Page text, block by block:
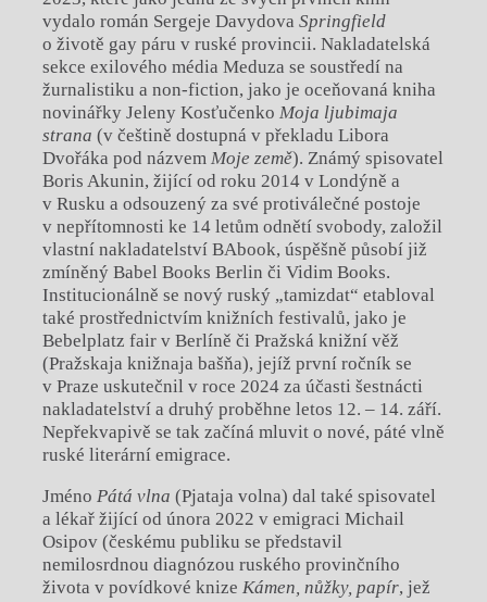
vydalo román Sergeje Davydova Springfield
o životě gay páru v ruské provincii. Nakladatelská
sekce exilového média Meduza se soustředí na
žurnalistiku a non-fiction, jako je oceňovaná kniha
novinářky Jeleny Kosťučenko Moja ljubimaja
strana (v češtině dostupná v překladu Libora
Dvořáka pod názvem Moje země). Známý spisovatel
Boris Akunin, žijící od roku 2014 v Londýně а
v Rusku a odsouzený za své protiválečné postoje
v nepřítomnosti ke 14 letům odnětí svobody, založil
vlastní nakladatelství BAbook, úspěšně působí již
zmíněný Babel Books Berlin či Vidim Books.
Institucionálně se nový ruský „tamizdat“ etabloval
také prostřednictvím knižních festivalů, jako je
Bebelplatz fair v Berlíně či Pražská knižní věž
(Pražskaja knižnaja bašňa), jejíž první ročník se
v Praze uskutečnil v roce 2024 za účasti šestnácti
nakladatelství a druhý proběhne letos 12. – 14. září.
Nepřekvapivě se tak začíná mluvit o nové, páté vlně
ruské literární emigrace.
Jméno Pátá vlna (Pjataja volna) dal také spisovatel
a lékař žijící od února 2022 v emigraci Michail
Osipov (českému publiku se představil
nemilosrdnou diagnózou ruského provinčního
života v povídkové knize Kámen, nůžky, papír, jež